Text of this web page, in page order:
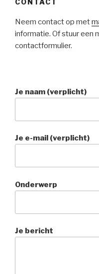
CONTACT
Neem contact op met
informatie. Of stuur een
contactformulier.
Je naam (verplicht)
Je e-mail (verplicht)
Onderwerp
Je bericht